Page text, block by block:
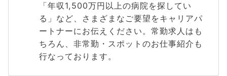
「年収1,500万円以上の病院を探してい
る」など、さまざまなご要望をキャリアパ
ートナーにお伝えください。常勤求人はも
ちろん、非常勤・スポットのお仕事紹介も
行なっております。